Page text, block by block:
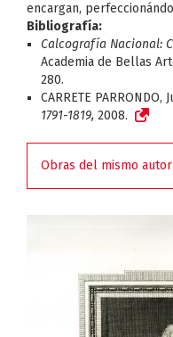
encargan,
Bibliografía:
Calcografía Nacional:
Academia de Bellas
280.
CARRETE PARRONDO,
1791-1819, 2008.
Obras del mismo